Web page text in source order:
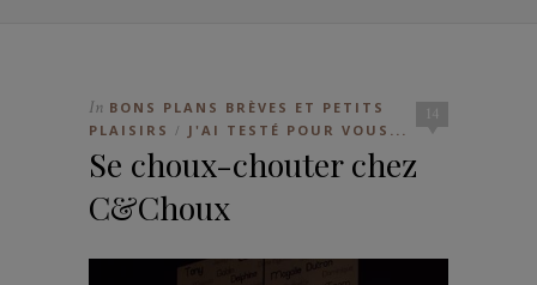
14
In BONS PLANS BRÈVES ET PETITS
PLAISIRS / J'AI TESTÉ POUR VOUS...
Se choux-chouter chez
C&Choux